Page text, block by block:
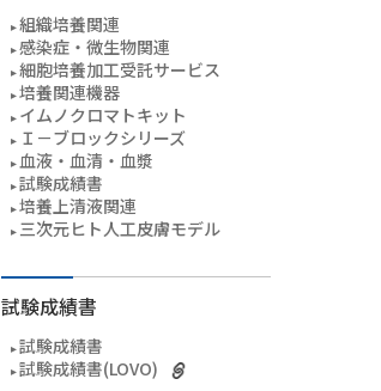
組織培養関連
感染症・微生物関連
細胞培養加工受託サービス
培養関連機器
イムノクロマトキット
Ｉ－ブロックシリーズ
血液・血清・血漿
試験成績書
培養上清液関連
三次元ヒト人工皮膚モデル
試験成績書
試験成績書
試験成績書(LOVO)